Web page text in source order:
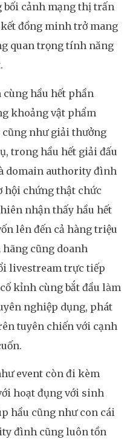
cảnh mạng thị trấn
đồng minh trở mang
quan trọng tính năng
hầu hết phần
khoảng vật phẩm
cũng như giải thưởng
trong hầu hết giải đấu
domain authority đình
hội chứng thật chức
nhận thấy hầu hết
lên đến cả hàng triệu
cũng doanh
livestream trực tiếp
kỉnh cùng bắt đầu làm
nghiệp dụng, phát
tuyên chiến với cạnh
event còn đi kèm
hoạt đụng với sinh
hầu cũng như con cái
đình cũng luôn tồn